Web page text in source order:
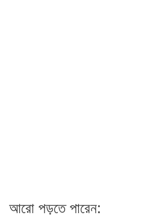
আরো পড়তে পারেন: